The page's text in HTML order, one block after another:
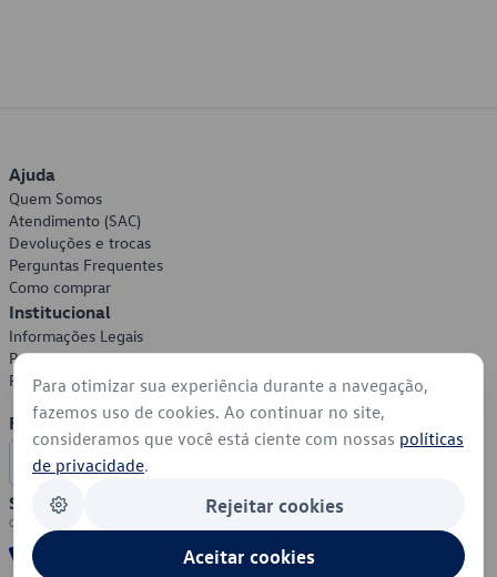
Ajuda
Quem Somos
Atendimento (SAC)
Devoluções e trocas
Perguntas Frequentes
Como comprar
Institucional
Informações Legais
Política de Privacidade
Política de Cookies
Formas de Pagamento
Segurança
Para otimizar sua experiência durante a navegação,
fazemos uso de cookies. Ao continuar no site,
consideramos que você está ciente com nossas políticas
de privacidade.
Rejeitar cookies
Aceitar cookies